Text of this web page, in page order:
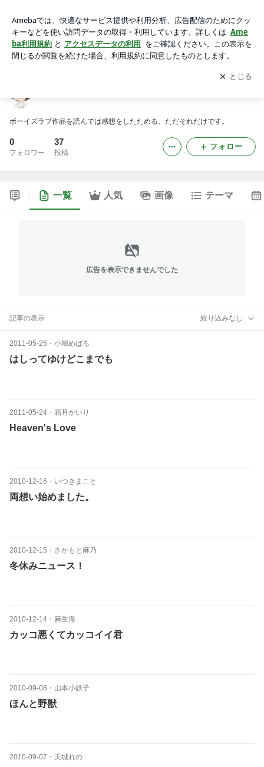
アプリをダウンロードして ブログの更新通知
を受け取りまし
ょう。
開く
ボーイズラブ作品を読んでは感想をしたためる、ただそれだけです。
0
フォロワー
37
投稿
フォロー
一覧 人気 画像 テーマ
広告を表示できませんでした
記事の表示 絞り込みなし
2011-05-25 ・ 小鳩めばる
はしってゆけどこまでも
2011-05-24 ・ 霜月かいり
Heaven's Love
2010-12-16 ・ いつきまこと
両想い始めました。
2010-12-15 ・ さかもと麻乃
冬休みニュース！
2010-12-14 ・ 麻生海
カッコ悪くてカッコイイ君
2010-09-08 ・ 山本小鉄子
ほんと野獣
2010-09-07 ・ 天城れの